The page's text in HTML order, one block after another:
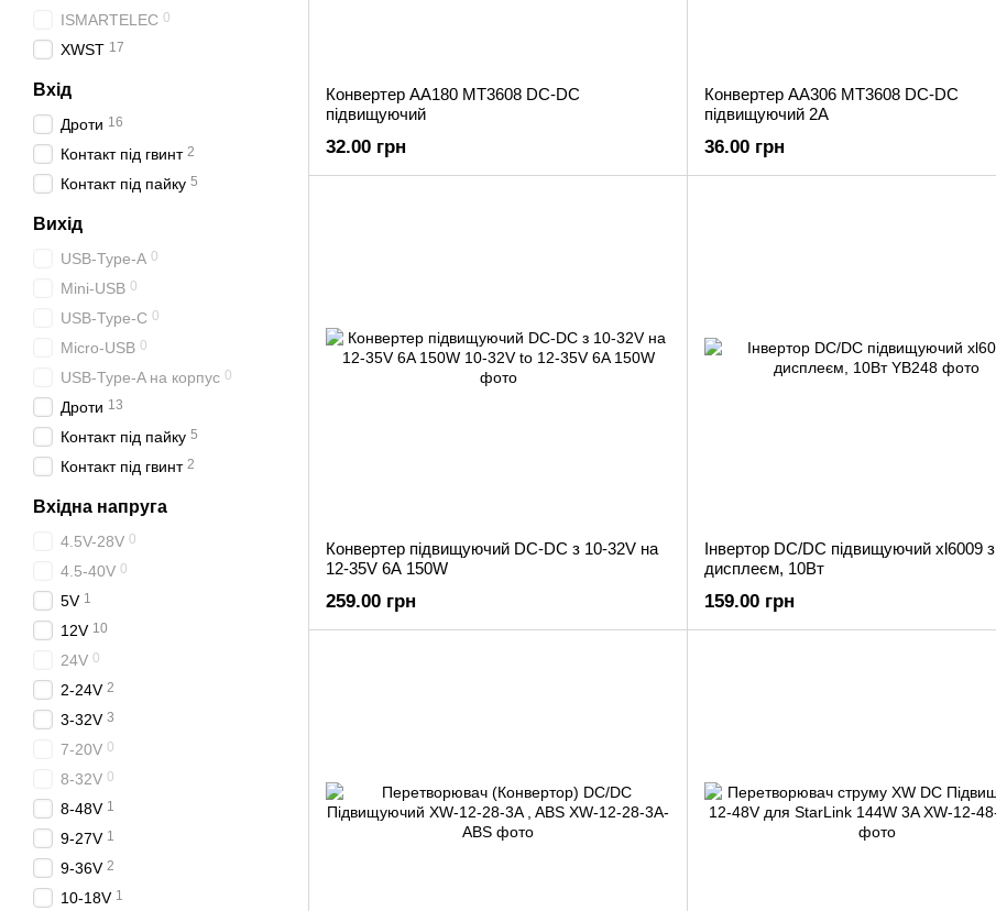
Конвертер AA180 MT3608 DC-DC
підвищуючий
32.00 грн
Конвертер AA306 MT3608 DC-DC
підвищуючий 2A
36.00 грн
Конвертер підвищуючий DC-DC з 10-32V на
12-35V 6A 150W
259.00 грн
Інвертор DC/DC підвищуючий xl6009 з
дисплеєм, 10Вт
159.00 грн
ISMARTELEC 0
XWST 17
Вхід
Дроти 16
Контакт під гвинт 2
Контакт під пайку 5
Вихід
USB-Type-A 0
Mini-USB 0
USB-Type-C 0
Micro-USB 0
USB-Type-A на корпус 0
Дроти 13
Контакт під пайку 5
Контакт під гвинт 2
Вхідна напруга
4.5V-28V 0
4.5-40V 0
5V 1
12V 10
24V 0
2-24V 2
3-32V 3
7-20V 0
8-32V 0
8-48V 1
9-27V 1
9-36V 2
10-18V 1